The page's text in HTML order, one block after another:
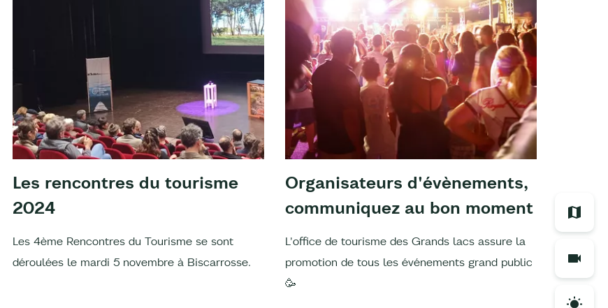
Les rencontres du tourisme
2024
Les 4ème Rencontres du Tourisme se sont
déroulées le mardi 5 novembre à Biscarrosse.
Organisateurs d'évènements,
communiquez au bon moment
L'office de tourisme des Grands lacs assure la
promotion de tous les événements grand public
🥳
rapport